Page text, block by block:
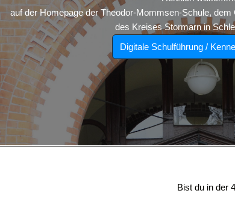
auf der Homepage der Theodor-Mommsen-Schule,
des Kreises Stormarn in
Digitale Schulführung /
Bist du in der